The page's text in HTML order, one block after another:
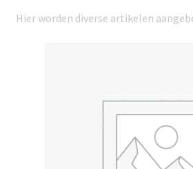
Hier worden diverse artikelen